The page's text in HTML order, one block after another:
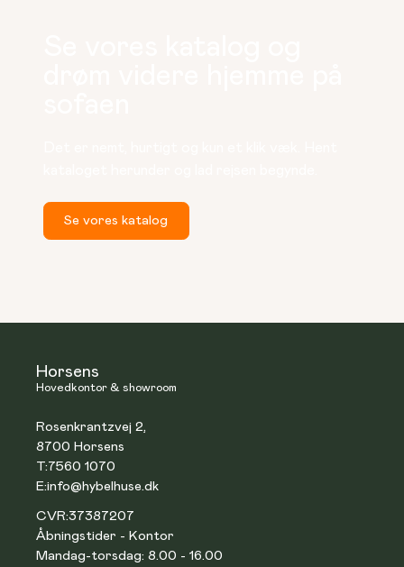
Se vores katalog
Horsens
Hovedkontor & showroom
Rosenkrantzvej 2,
8700 Horsens
T:7560 1070
E:info@hybelhuse.dk
CVR:37387207
Åbningstider - Kontor
Mandag-torsdag: 8.00 - 16.00